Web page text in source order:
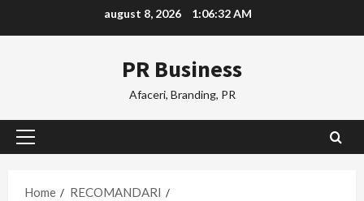
august 8, 2026 1:06:33 AM
PR Business
Afaceri, Branding, PR
Primary
Home
RECOMANDARI